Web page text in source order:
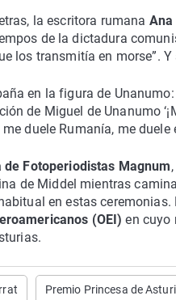
la escritora rumana Ana
de la dictadura
los transmitía en morse”.
en la figura de
de Miguel de Unanumo
duele Rumanía, me duele
de Fotoperiodistas Magnum
de Middel mientras
en estas
(OEI) en cuyo
Premio Princesa de